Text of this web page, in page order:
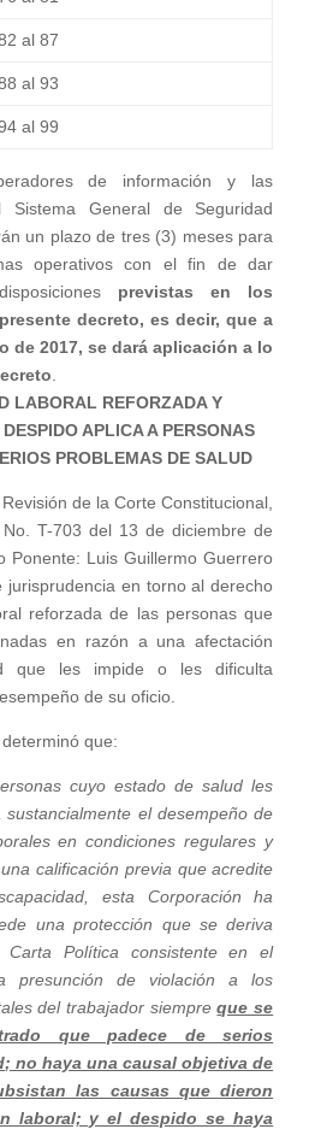
al 87
al 93
al 99
de información y las
Sistema General de Seguridad
un plazo de tres (3) meses para
operativos con el fin de dar
previstas en los
decreto, es decir, que a
de 2017, se dará aplicación a lo
LABORAL REFORZADA Y
APLICA A PERSONAS
PROBLEMAS DE SALUD
de la Corte Constitucional,
T-703 del 13 de diciembre de
Ponente: Luis Guillermo Guerrero
jurisprudencia en torno al derecho
reforzada de las personas que
en razón a una afectación
que les impide o les dificulta
de su oficio.
que:
cuyo estado de salud les
el desempeño de
en condiciones regulares y
calificación previa que acredite
esta Corporación ha
una protección que se deriva
Carta Política consistente en el
presunción de violación a los
del trabajador siempreque se
que padece de serios
; no haya una causal objetiva de
las causas que dieron
laboral; y el despido se haya